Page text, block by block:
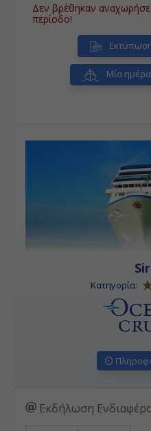
Var στην Κυανή Ακτή
Côte στη νοτιοανατολική
απόσταλη 13 χιλ. από
• Πάλμα Μαγιόρκα (
μεγαλύτερο νησί των
κοινότητας της
προορισμούς στην
Δεν βρέθηκαν
περίοδο!
Μία
Κατηγορία:
Εκδήλωση